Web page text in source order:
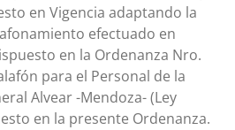
en Vigencia adaptando la
efectuado en
en la Ordenanza Nro.
para el Personal de la
Alvear -Mendoza- (Ley
en la presente Ordenanza.